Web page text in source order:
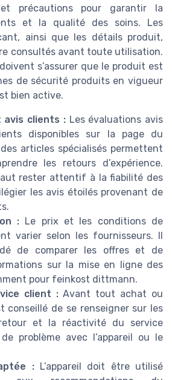
précautions pour garantir la
et la qualité des soins. Les
ainsi que les détails produit,
consultés avant toute utilisation.
s’assurer que le produit est
de sécurité produits en vigueur
bien active.
avis clients :Les évaluations avis
disponibles sur la page du
articles spécialisés permettent
les retours d’expérience.
rester attentif à la fiabilité des
les avis étoilés provenant de
: Le prix et les conditions de
varier selon les fournisseurs. Il
de comparer les offres et de
sur la mise en ligne des
pour feinkost dittmann.
client :Avant tout achat ou
conseillé de se renseigner sur les
et la réactivité du service
problème avec l’appareil ou le
:L’appareil doit être utilisé